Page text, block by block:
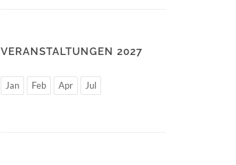
VERANSTALTUNGEN 2027
Jan Feb Apr Jul